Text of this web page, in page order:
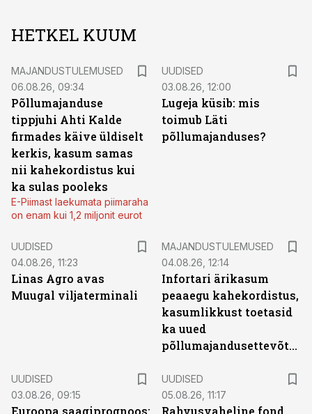
HETKEL KUUM
MAJANDUSTULEMUSED
06.08.26, 09:34
Põllumajanduse
tippjuhi Ahti Kalde
firmades käive üldiselt
kerkis, kasum samas
nii kahekordistus kui
ka sulas pooleks
E-Piimast laekumata piimaraha
on enam kui 1,2 miljonit eurot
UUDISED
03.08.26, 12:00
Lugeja küsib: mis
toimub Läti
põllumajanduses?
UUDISED
04.08.26, 11:23
Linas Agro avas
Muugal viljaterminali
MAJANDUSTULEMUSED
04.08.26, 12:14
Infortari ärikasum
peaaegu kahekordistus,
kasumlikkust toetasid
ka uued
põllumajandusettevõtted
UUDISED
03.08.26, 09:15
Euroopa saagiprognoos:
UUDISED
05.08.26, 11:17
Rahvusvaheline fond